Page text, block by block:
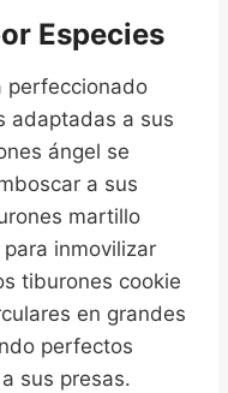
Especies
perfeccionado
adaptadas a sus
ángel se
a sus
martillo
inmovilizar
tiburones cookie
en grandes
perfectos
sus presas.